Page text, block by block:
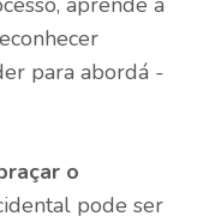
para abordá -
o
pode ser